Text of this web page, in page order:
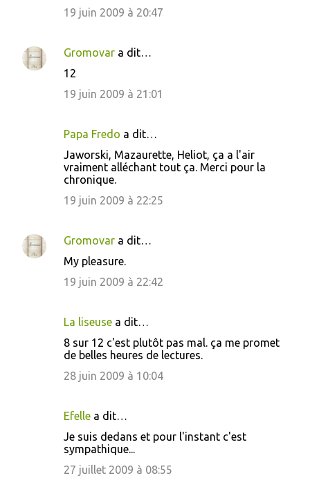
19 juin 2009 à 20:47
Gromovar a dit…
12
19 juin 2009 à 21:01
Papa Fredo a dit…
Jaworski, Mazaurette, Heliot, ça a l'air
vraiment alléchant tout ça. Merci pour la
chronique.
19 juin 2009 à 22:25
Gromovar a dit…
My pleasure.
19 juin 2009 à 22:42
La liseuse a dit…
8 sur 12 c'est plutôt pas mal. ça me promet
de belles heures de lectures.
28 juin 2009 à 10:04
Efelle a dit…
Je suis dedans et pour l'instant c'est
sympathique...
27 juillet 2009 à 08:55